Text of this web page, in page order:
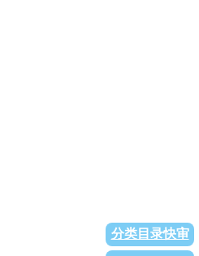
分类目录快审